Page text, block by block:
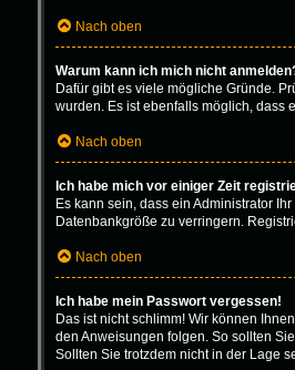
Nach oben
Warum kann ich mich nicht
Dafür gibt es viele mögliche Gründe.
wurden. Es ist ebenfalls möglich, dass
Nach oben
Ich habe mich vor einiger Zeit
Es kann sein, dass ein Administrator
Datenbankgröße zu verringern.
Nach oben
Ich habe mein Passwort vergessen!
Das ist nicht schlimm! Wir können
den Anweisungen folgen. So sollten
Sollten Sie trotzdem nicht in der Lage